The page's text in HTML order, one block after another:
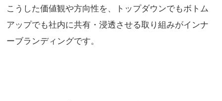
こうした価値観や方向性を、トップダウンでもボトム
アップでも社内に共有・浸透させる取り組みがインナ
ーブランディングです。